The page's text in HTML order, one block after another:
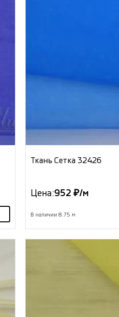
Ткань Сетка 32426
Цена:952 ₽/м
В наличии 8.75 м